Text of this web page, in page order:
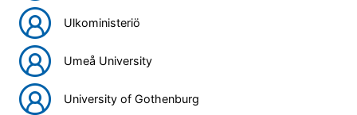
Ulkoministeriö
Umeå University
University of Gothenburg